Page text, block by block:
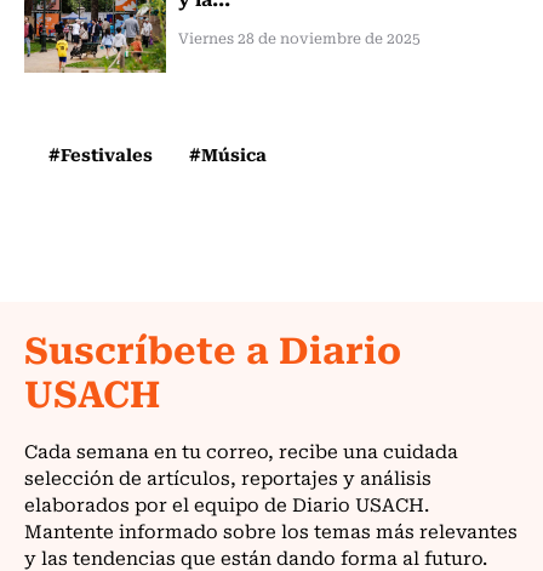
Viernes 28 de noviembre de 2025
#Festivales #Música